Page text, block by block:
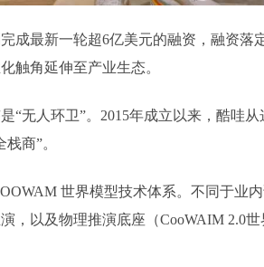
成最新一轮超6亿美元的融资，融资
触角延伸至产业生态。
“无人环卫”。2015年成立以来，酷哇
商”。
世界模型技术体系。不同于
，以及物理推演底座（CooWAIM 2.0